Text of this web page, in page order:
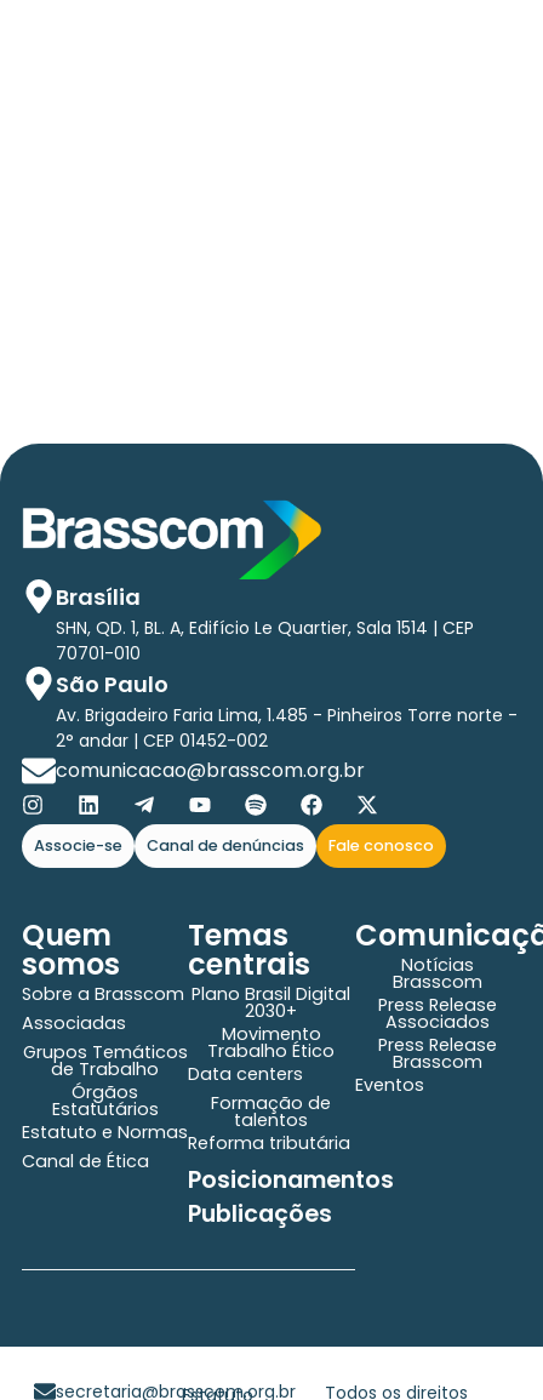
Brasília
SHN, QD. 1, BL. A, Edifício Le Quartier, Sala 1514 | CEP
70701-010
São Paulo
Av. Brigadeiro Faria Lima, 1.485 - Pinheiros Torre norte -
2° andar | CEP 01452-002
comunicacao@brasscom.org.br
Associe-se Canal de denúncias Fale conosco
Quem
somos
Sobre a Brasscom
Associadas
Grupos Temáticos
de Trabalho
Órgãos
Estatutários
Estatuto e Normas
Canal de Ética
Temas
centrais
Plano Brasil Digital
2030+
Movimento
Trabalho Ético
Data centers
Formação de
talentos
Reforma tributária
Posicionamentos
Publicações
Notícias
Brasscom
Press Release
Associados
Press Release
Brasscom
Eventos
Todos os direitos
secretaria@brasscom.org.br
Estatuto